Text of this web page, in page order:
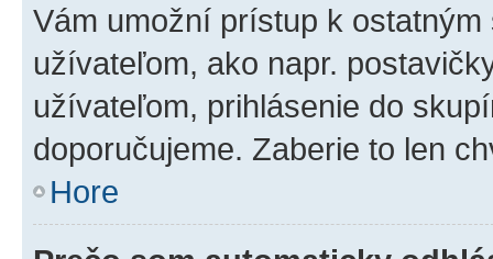
Vám umožní prístup k
užívateľom, ako napr.
užívateľom, prihlásenie do
doporučujeme. Zaberie to len
Hore